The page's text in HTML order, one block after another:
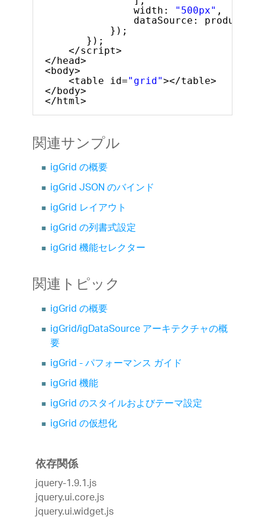
width:
"500px" ,
dataSource: products
});
});
</script>
</head>
<body>
<table id="grid"></table>
</body>
</html>
関連サンプル
igGrid の概要
igGrid JSON のバインド
igGrid レイアウト
igGrid の列書式設定
igGrid 機能セレクター
関連トピック
igGrid の概要
igGrid/igDataSource アーキテクチャの概
要
igGrid - パフォーマンス ガイド
igGrid 機能
igGrid のスタイルおよびテーマ設定
igGrid の仮想化
依存関係
jquery-1.9.1.js
jquery.ui.core.js
jquery.ui.widget.js